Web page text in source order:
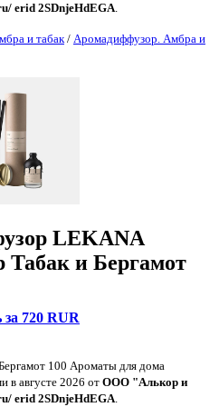
erid 2SDnjeHdEGA.
и табак/ Аромадиффузор. Амбра и
LEKANA
и Бергамот
720 RUR
100 Ароматы для дома
в августе 2026 от ООО "Алькор и
erid 2SDnjeHdEGA.